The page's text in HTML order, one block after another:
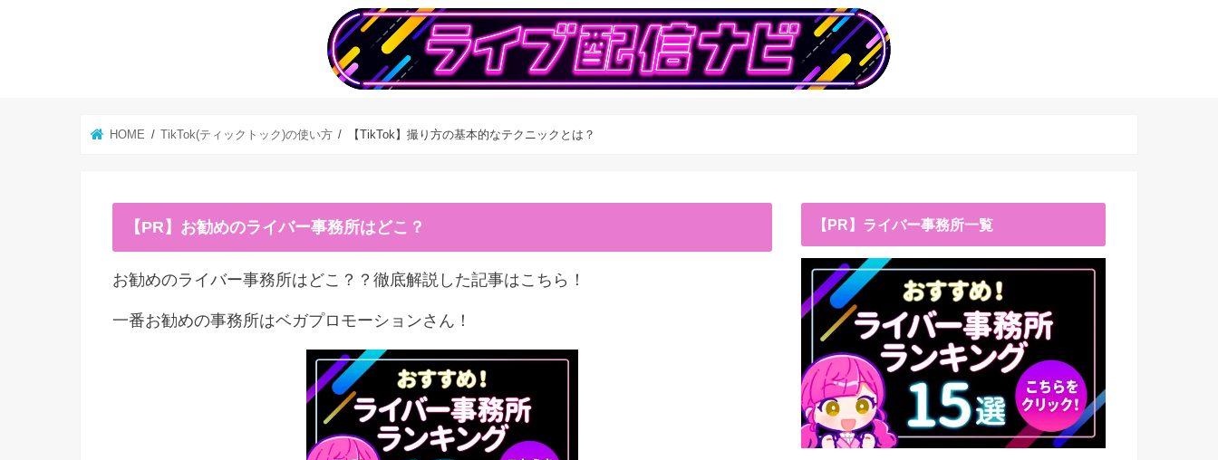
HOME TikTok(ティックトック)の使い方 【TikTok】撮り方の基本的なテクニックとは？
【PR】お勧めのライバー事務所はどこ？
お勧めのライバー事務所はどこ？？徹底解説した記事はこちら！
一番お勧めの事務所はベガプロモーションさん！
【PR】ライバー事務所一覧